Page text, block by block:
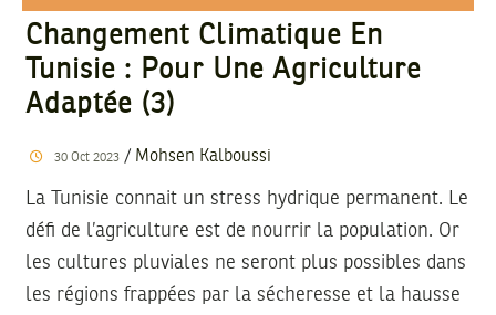
Changement Climatique En
Tunisie : Pour Une Agriculture
Adaptée (3)
30 Oct 2023/ Mohsen Kalboussi
La Tunisie connait un stress hydrique permanent. Le
défi de l’agriculture est de nourrir la population. Or
les cultures pluviales ne seront plus possibles dans
les régions frappées par la sécheresse et la hausse